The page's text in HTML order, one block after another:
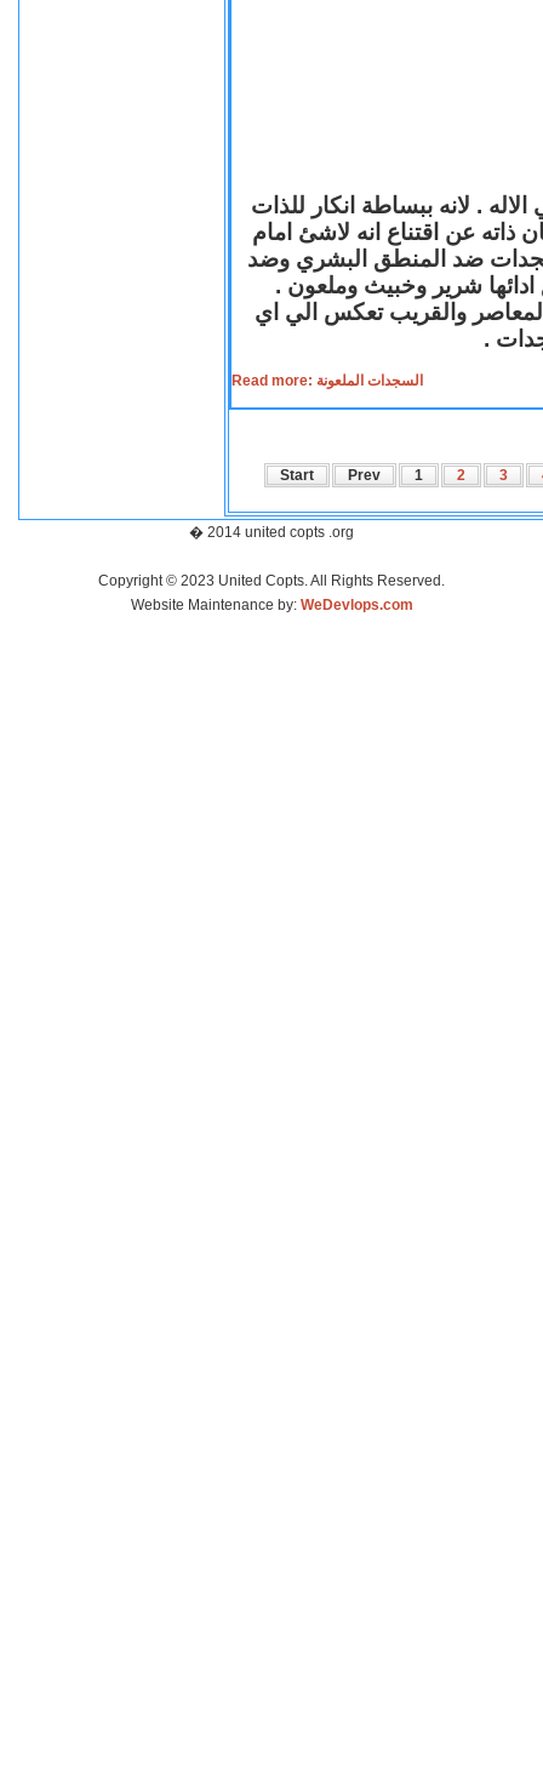
. لانه ببساطة انكار للذات
ذاته عن اقتناع انه لاشئ امام
ضد المنطق البشري وضد
ادائها شرير وخبيث وملعون .
المعاصر والقريب تعكس الي اي
.
Read more: السجدات الملعونة
Start Prev 1 2 3
� 2014 united copts .org
Copyright © 2023 United Copts. All Rights Reserved.
Website Maintenance by: WeDevlops.com